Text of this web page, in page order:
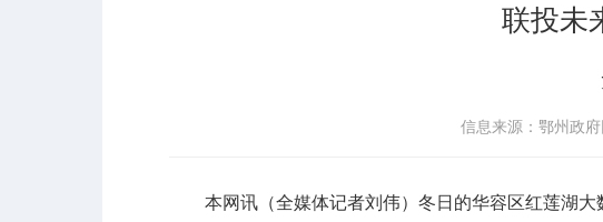
联投未
信息来源：鄂州政府
本网讯（全媒体记者刘伟）冬日的华容区红莲湖大